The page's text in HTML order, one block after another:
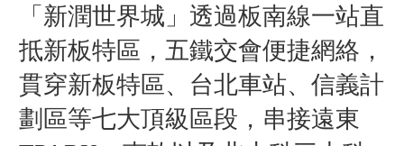
「新潤世界城」透過板南線一站直
抵新板特區，五鐵交會便捷網絡，
貫穿新板特區、台北車站、信義計
劃區等七大頂級區段，串接遠東